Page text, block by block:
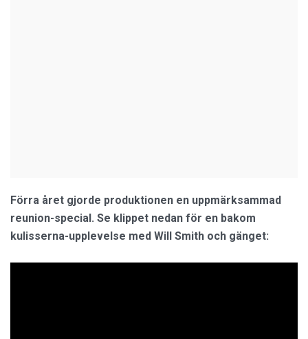
Förra året gjorde produktionen en uppmärksammad
reunion-special. Se klippet nedan för en bakom
kulisserna-upplevelse med Will Smith och gänget: